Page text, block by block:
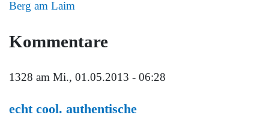
Berg am Laim
Kommentare
1328 am Mi., 01.05.2013 - 06:28
echt cool. authentische